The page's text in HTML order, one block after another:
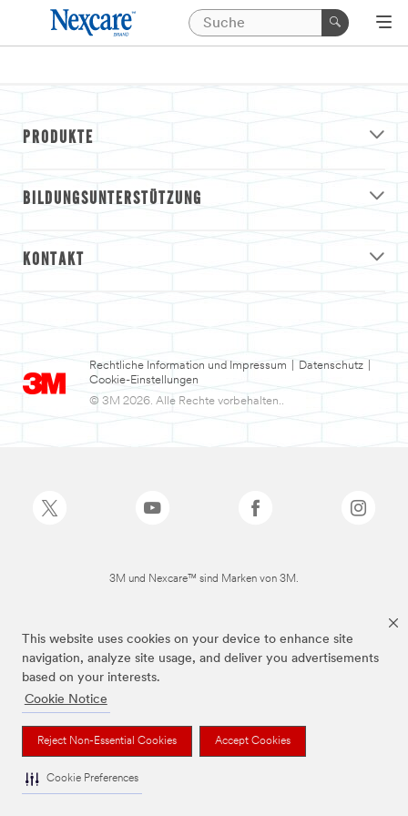
This website uses cookies on your device to enhance site
navigation, analyze site usage, and deliver you advertisements
based on your interests.
Cookie Notice
Reject Non-Essential Cookies Accept Cookies
Cookie Preferences
PRODUKTE
BILDUNGSUNTERSTÜTZUNG
KONTAKT
Rechtliche Information und Impressum Datenschutz
Cookie-Einstellungen
© 3M 2026. Alle Rechte vorbehalten..
3M und Nexcare™ sind Marken von 3M.